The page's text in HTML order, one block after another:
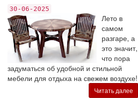
30-06-2025
Лето в
самом
разгаре, а
это значит,
что пора
задуматься об удобной и стильной
мебели для отдыха на свежем воздухе!
Читать далее